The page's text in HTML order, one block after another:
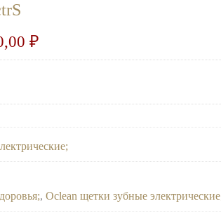
₽
,Oclean щетки зубные электрические